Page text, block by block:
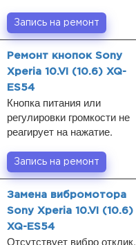
Запись на ремонт
Ремонт кнопок Sony
Xperia 10.VI (10.6) XQ-
ES54
Кнопка питания или
регулировки громкости не
реагирует на нажатие.
Запись на ремонт
Замена вибромотора
Sony Xperia 10.VI (10.6)
XQ-ES54
Отсутствует вибро отклик.